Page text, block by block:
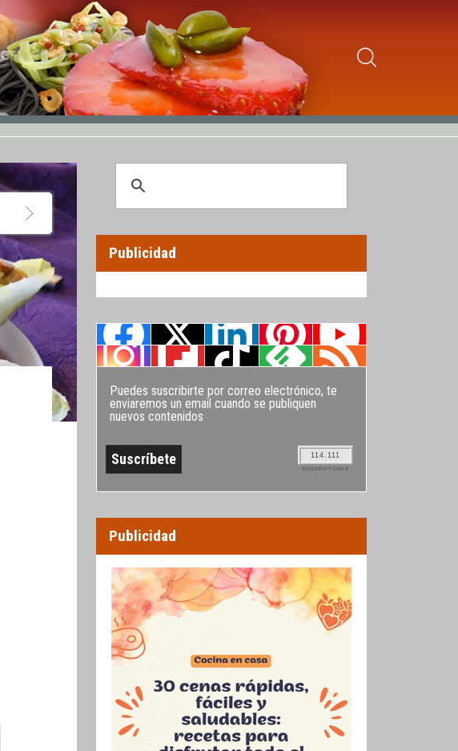
Publicidad
Puedes suscribirte por correo electrónico, te
enviaremos un email cuando se publiquen
nuevos contenidos
114.111
SUSCRIPTORES
Publicidad